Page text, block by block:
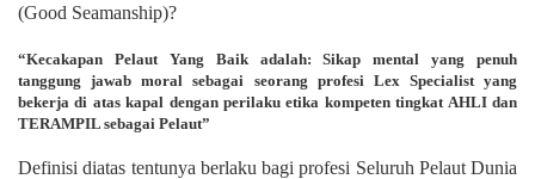
(Good Seamanship)?
“Kecakapan Pelaut Yang Baik adalah: Sikap mental yang penuh
tanggung jawab moral sebagai seorang profesi Lex Specialist yang
bekerja di atas kapal dengan perilaku etika kompeten tingkat AHLI dan
TERAMPIL sebagai Pelaut”
Definisi diatas tentunya berlaku bagi profesi Seluruh Pelaut Dunia